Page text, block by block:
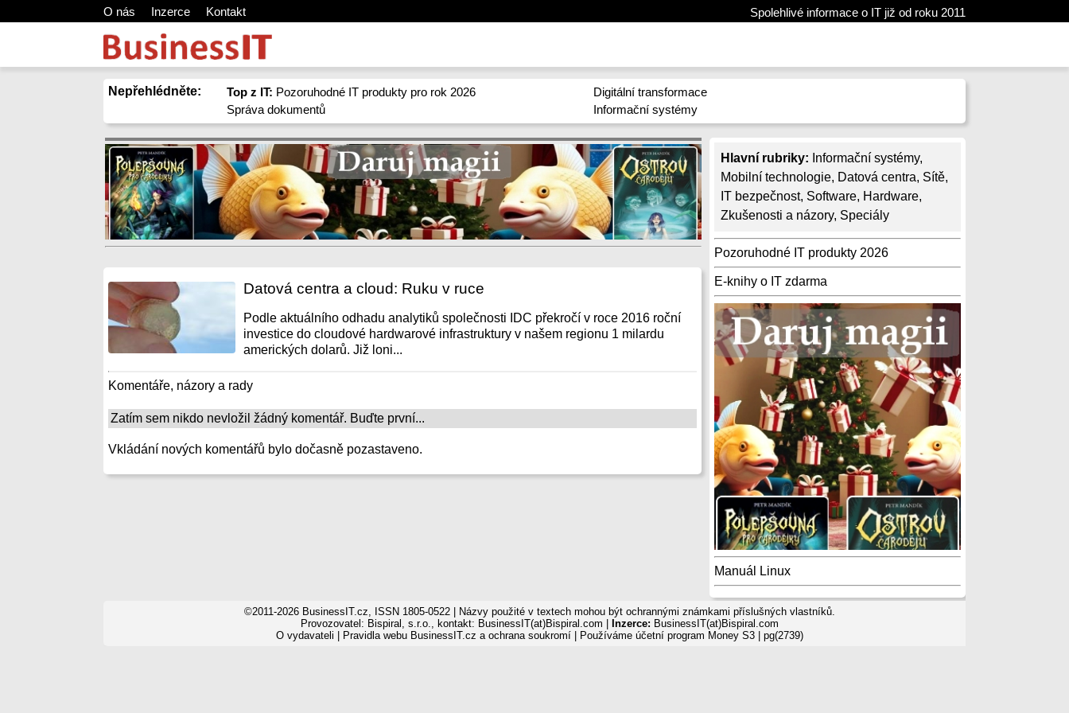
O nás Inzerce Kontakt Spolehlivé informace o IT již od roku 2011
Nepřehlédněte: Top z IT: Pozoruhodné IT produkty pro rok 2026
Správa dokumentů
Digitální transformace
Informační systémy
Hlavní rubriky: Informační systémy,
Mobilní technologie, Datová centra, Sítě,
IT bezpečnost, Software, Hardware,
Zkušenosti a názory, Speciály
Pozoruhodné IT produkty 2026
E-knihy o IT zdarma
Manuál Linux
Datová centra a cloud: Ruku v ruce
Podle aktuálního odhadu analytiků společnosti IDC překročí v roce 2016 roční
investice do cloudové hardwarové infrastruktury v našem regionu 1 milardu
amerických dolarů. Již loni...
Komentáře, názory a rady
Zatím sem nikdo nevložil žádný komentář. Buďte první...
Vkládání nových komentářů bylo dočasně pozastaveno.
©2011-2026 BusinessIT.cz, ISSN 1805-0522 | Názvy použité v textech mohou být ochrannými známkami příslušných vlastníků.
Provozovatel: Bispiral, s.r.o., kontakt: BusinessIT(at)Bispiral.com |
Inzerce: BusinessIT(at)Bispiral.com
O vydavateli
Pravidla webu BusinessIT.cz a ochrana soukromí| Používáme účetní program Money S3| pg(2739)